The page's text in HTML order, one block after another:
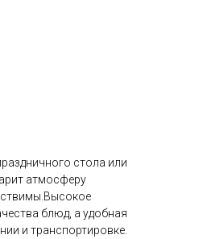
стола или
атмосферу
блюд, а удобная
и транспортировке.